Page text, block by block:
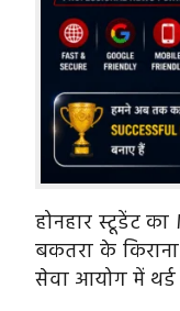
होनहार स्टूडेंट
बकतरा के
सेवा आयोग में थर्ड